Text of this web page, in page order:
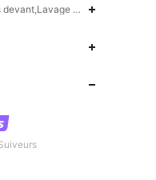
à la main, ne pas